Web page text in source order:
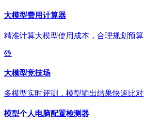
大模型费用计算器
精准计算大模型使用成本，合理规划预算
大模型竞技场
多模型实时评测，模型输出结果快速比对
模型个人电脑配置检测器